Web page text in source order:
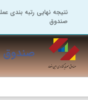
نتیجه نهایی رتبه بندی
صندوق
صندوق